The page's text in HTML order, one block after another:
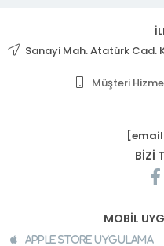
Sanayi Mah. Atatürk Cad.
Müşteri
BİZİ
MOBİL
Apple Store Uygulama